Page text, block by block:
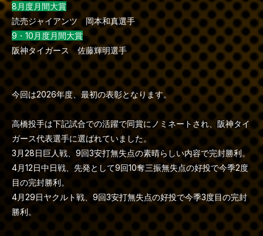
8月度月間大賞
読売ジャイアンツ 岡本和真選手
9・10月度月間大賞
阪神タイガース 佐藤輝明選手
今回は2026年度、最初の表彰となります。
高橋投手は下記試合での活躍で同賞にノミネートされ、阪神タイ
ガース代表選手に選ばれていました。
3月28日巨人戦、9回3安打無失点の素晴らしい内容で完封勝利。
4月12日中日戦、先発として9回10奪三振無失点の好投で今季2度
目の完封勝利。
4月29日ヤクルト戦、9回3安打無失点の好投で今季3度目の完封
勝利。